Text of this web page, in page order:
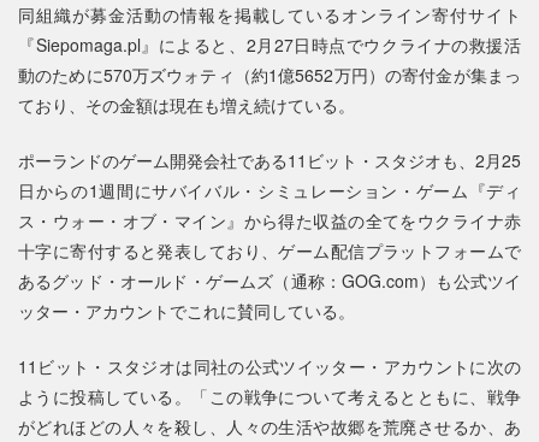
同組織が募金活動の情報を掲載しているオンライン寄付サイト
『Siepomaga.pl』によると、2月27日時点でウクライナの救援活
動のために570万ズウォティ（約1億5652万円）の寄付金が集まっ
ており、その金額は現在も増え続けている。
ポーランドのゲーム開発会社である11ビット・スタジオも、2月25
日からの1週間にサバイバル・シミュレーション・ゲーム『ディ
ス・ウォー・オブ・マイン』から得た収益の全てをウクライナ赤
十字に寄付すると発表しており、ゲーム配信プラットフォームで
あるグッド・オールド・ゲームズ（通称：GOG.com）も公式ツイ
ッター・アカウントでこれに賛同している。
11ビット・スタジオは同社の公式ツイッター・アカウントに次の
ように投稿している。「この戦争について考えるとともに、戦争
がどれほどの人々を殺し、人々の生活や故郷を荒廃させるか、あ